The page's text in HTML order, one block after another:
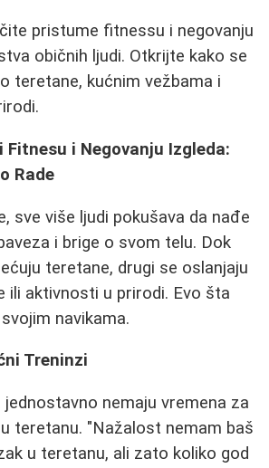
pristume fitnessu i negovanju
običnih ljudi. Otkrijte kako se
teretane, kućnim vežbama i
i Negovanju Izgleda:
Rade
sve više ljudi pokušava da nađe
i brige o svom telu. Dok
teretane, drugi se oslanjaju
ili aktivnosti u prirodi. Evo šta
navikama.
Treninzi
jednostavno nemaju vremena za
teretanu. "Nažalost nemam baš
u teretanu, ali zato koliko god